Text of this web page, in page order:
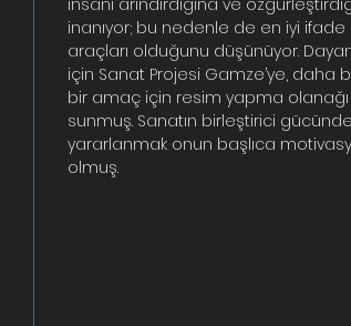
insanı arındırdığına ve
inanıyor; bu nedenle de en iyi ifade
araçları olduğunu düşünüyor.
için Sanat Projesi Gamze’ye, daha
bir amaç için resim yapma olanağı
sunmuş. Sanatın birleştirici
yararlanmak onun başlıca
olmuş.